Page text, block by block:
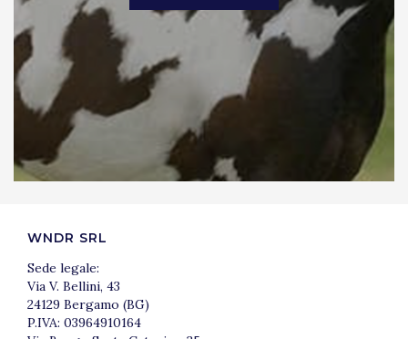
WNDR SRL
Sede legale:
Via V. Bellini, 43
24129 Bergamo (BG)
P.IVA: 03964910164